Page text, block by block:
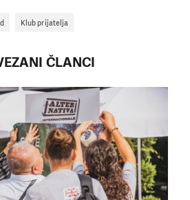
Klub prijatelja
ČLANCI